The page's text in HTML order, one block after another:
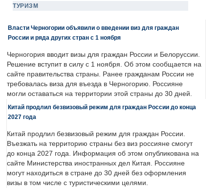
ТУРИЗМ
Власти Черногории объявили о введении виз для граждан
России и ряда других стран с 1 ноября
Черногория вводит визы для граждан России и Белоруссии.
Решение вступит в силу с 1 ноября. Об этом сообщается на
сайте правительства страны. Ранее гражданам России не
требовалась виза для въезда в Черногорию. Россияне
могли оставаться на территории этой страны до 30 дней.
Китай продлил безвизовый режим для граждан России до конца
2027 года
Китай продлил безвизовый режим для граждан России.
Въезжать на территорию страны без виз россияне смогут
до конца 2027 года. Информация об этом опубликована на
сайте Министерства иностранных дел Китая. Россияне
могут находиться в стране до 30 дней без оформления
визы в том числе с туристическими целями.